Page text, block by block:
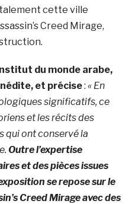
cette ville
Creed Mirage,
du monde arabe,
et précise: « En
significatifs, ce
et les récits des
qui ont conservé la
Outre l’expertise
et des pièces issues
se repose sur le
Creed Mirage avec des